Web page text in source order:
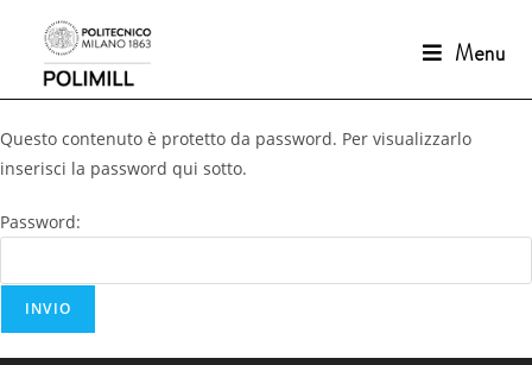
Menu
Questo contenuto è protetto da password. Per visualizzarlo
inserisci la password qui sotto.
Password: